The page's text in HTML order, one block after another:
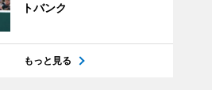
トバンク
もっと見る